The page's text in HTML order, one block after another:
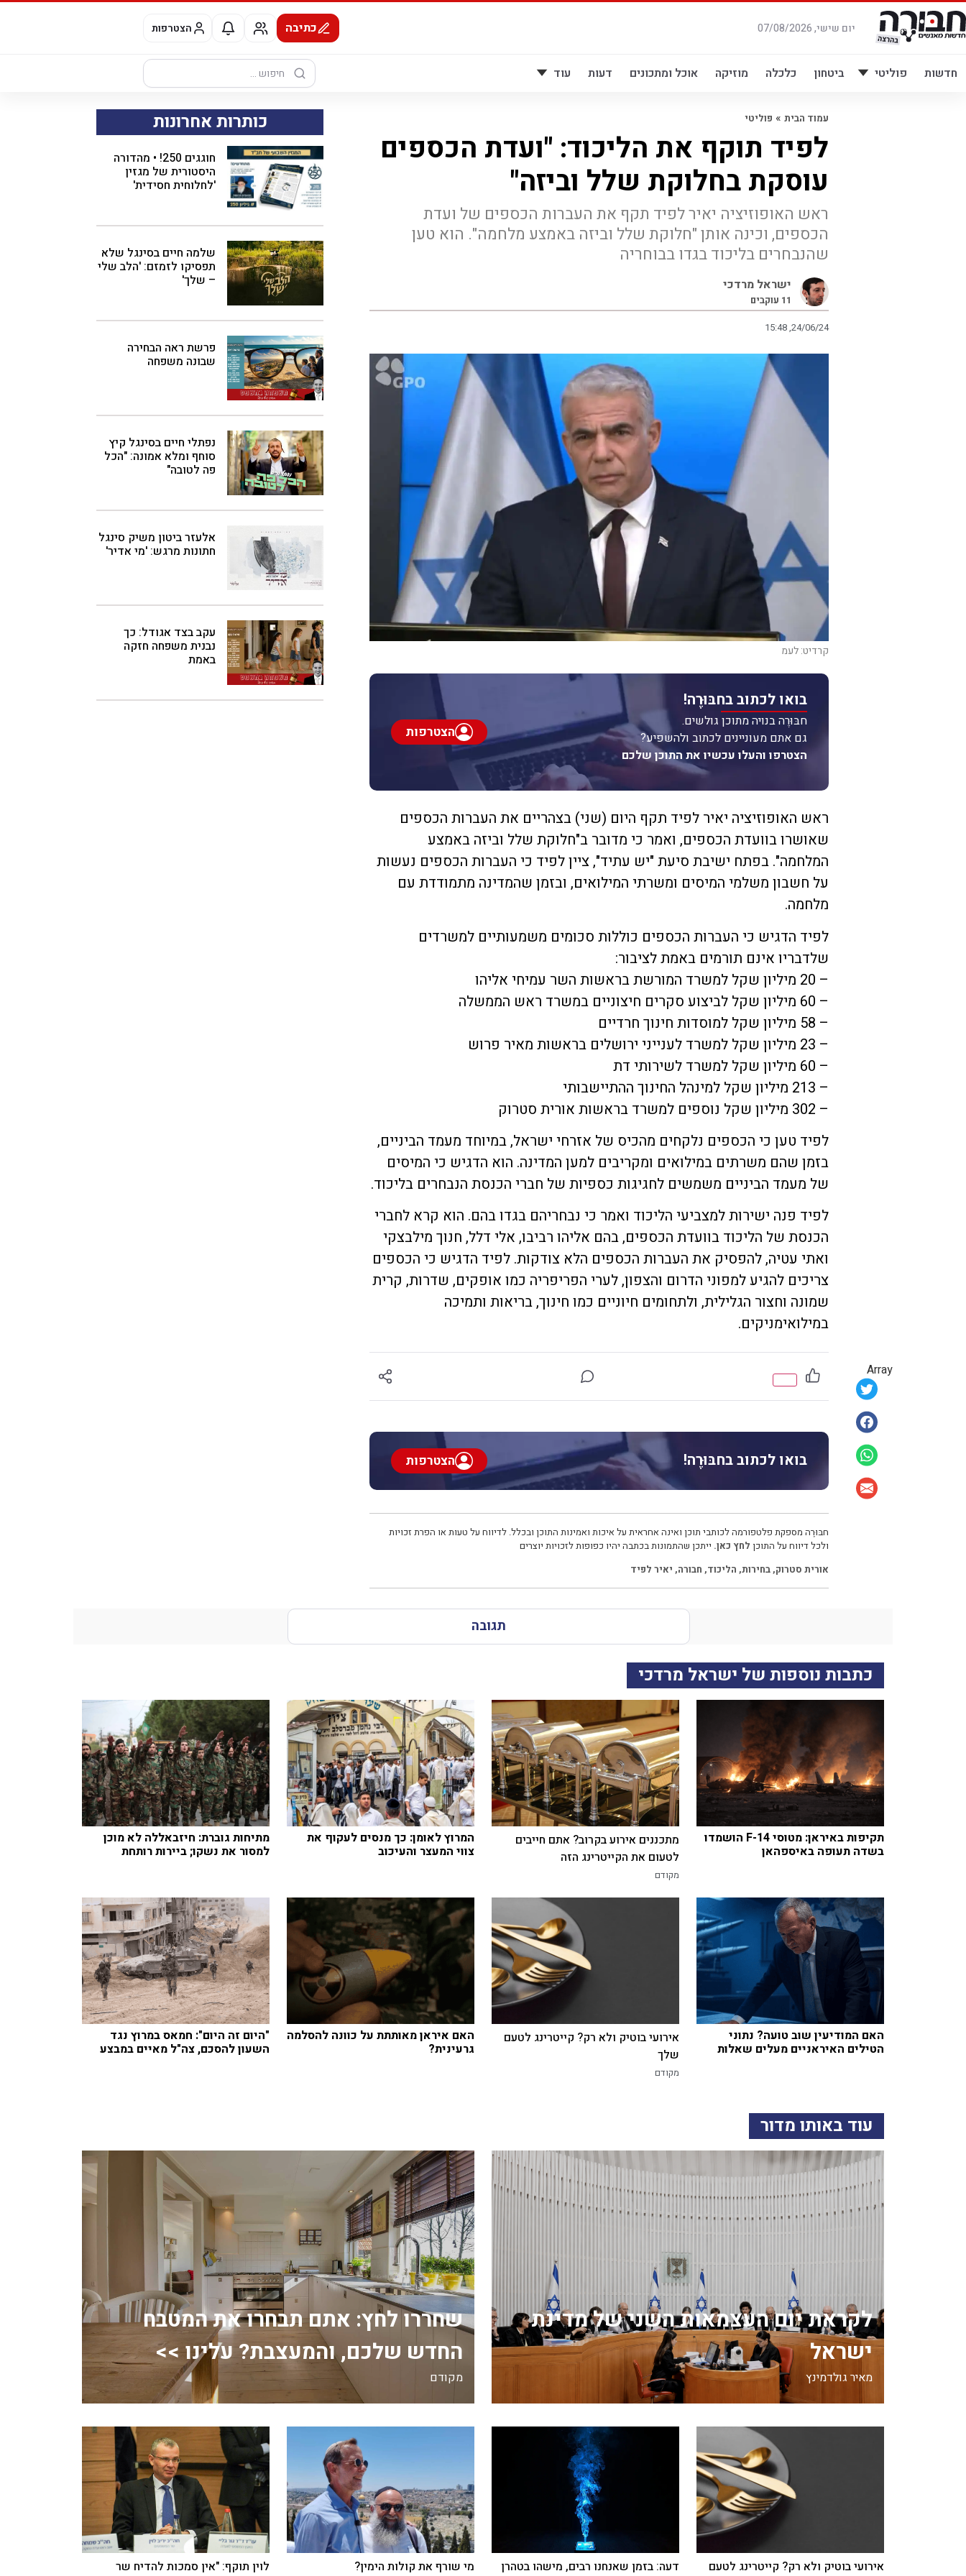
דלג
לתוכן
יום שישי, 07/08/2026 כתיבה הצטרפות
חדשות פוליטי ביטחון כלכלה מוזיקה אוכל ומתכונים דעות עוד
חיפוש:
Array
עמוד הבית » פוליטי
לפיד תוקף את הליכוד: "ועדת הכספים
עוסקת בחלוקת שלל וביזה"
ראש האופוזיציה יאיר לפיד תקף את העברות הכספים של ועדת
הכספים, וכינה אותן "חלוקת שלל וביזה באמצע מלחמה". הוא טען
שהנבחרים בליכוד בגדו בבוחריה
ישראל מרדכי
11 עוקבים
15:48 ,24/06/24
קרדיט: לעמ
בואו לכתוב בחבּוּרֶה!
חבּוּרֶה בנויה מתוכן גולשים.
גם אתם מעוניינים לכתוב ולהשפיע?
הצטרפו והעלו עכשיו את התוכן שלכם
הצטרפות
ראש האופוזיציה יאיר לפיד תקף היום (שני) בצהריים את העברות הכספים
שאושרו בוועדת הכספים, ואמר כי מדובר ב"חלוקת שלל וביזה באמצע
המלחמה". בפתח ישיבת סיעת "יש עתיד", ציין לפיד כי העברות הכספים נעשות
על חשבון משלמי המיסים ומשרתי המילואים, ובזמן שהמדינה מתמודדת עם
מלחמה.
לפיד הדגיש כי העברות הכספים כוללות סכומים משמעותיים למשרדים
שלדבריו אינם תורמים באמת לציבור:
– 20 מיליון שקל למשרד המורשת בראשות השר עמיחי אליהו
– 60 מיליון שקל לביצוע סקרים חיצוניים במשרד ראש הממשלה
– 58 מיליון שקל למוסדות חינוך חרדיים
– 23 מיליון שקל למשרד לענייני ירושלים בראשות מאיר פרוש
– 60 מיליון שקל למשרד לשירותי דת
– 213 מיליון שקל למינהל החינוך ההתיישבותי
– 302 מיליון שקל נוספים למשרד בראשות אורית סטרוק
לפיד טען כי הכספים נלקחים מהכיס של אזרחי ישראל, במיוחד מעמד הביניים,
בזמן שהם משרתים במילואים ומקריבים למען המדינה. הוא הדגיש כי המיסים
של מעמד הביניים משמשים לחגיגות כספיות של חברי הכנסת הנבחרים בליכוד.
לפיד פנה ישירות למצביעי הליכוד ואמר כי נבחריהם בגדו בהם. הוא קרא לחברי
הכנסת של הליכוד בוועדת הכספים, בהם אליהו רביבו, אלי דלל, חנוך מילבצקי
ואתי עטיה, להפסיק את העברות הכספים הלא צודקות. לפיד הדגיש כי הכספים
צריכים להגיע למפוני הדרום והצפון, לערי הפריפריה כמו אופקים, שדרות, קרית
שמונה וחצור הגלילית, ולתחומים חיוניים כמו חינוך, בריאות ותמיכה
במילואימניקים.
בואו לכתוב בחבּוּרֶה! הצטרפות
חבּוּרֶה מספקת פלטפורמה לכותבי תוכן ואינה אחראית על איכות ואמינות התוכן ובכלל. לדיווח על טעות או הפרת זכויות
ולכל דיווח על התוכן לחץ כאן. ייתכן שהתמונות בכתבה יהיו כפופות לזכויות יוצרים
אורית סטרוק,בחירות, הליכוד, חבורה, יאיר לפיד
כותרות אחרונות
חוגגים 250! • מהדורה
היסטורית של מגזין
'לחלוחית חסידית'
שלמה חיים בסינגל שלא
תפסיקו לזמזם: 'הלב שלי
– שלך'
פרשת ראה הבחירה
שבונה משפחה
נפתלי חיים בסינגל קיץ
סוחף ומלא אמונה: "הכל
פה לטובה"
אלעזר ביטון משיק סינגל
חתונות מרגש: 'מי אדיר'
עקב בצד אגודל: כך
נבנית משפחה חזקה
באמת
תגובה
כתבות נוספות של ישראל מרדכי
תקיפות באיראן: מטוסי F-14 הושמדו
בשדה תעופה באיספהאן
מתכננים אירוע בקרוב? אתם חייבים
לטעום את הקייטרינג הזה
מקודם
המרוץ לאומן: כך מנסים לעקוף את
צווי המעצר והעיכוב
מתיחות גוברת: חיזבאללה לא מוכן
למסור את נשקו; ביירות רותחת
האם המודיעין שוב טועה? נתוני
הטילים האיראניים מעלים שאלות
אירועי בוטיק ולא רק? קייטרינג לטעם
שלך
מקודם
האם איראן מאותתת על כוונה להסלמה
גרעינית?
"היום זה היום": חמאס במרוץ נגד
השעון להסכם, צה"ל מאיים במבצע
עוד באותו מדור
לקראת יום העצמאות השני של מדינת
ישראל
מאיר גולדמינץ
שחררו לחץ: אתם תבחרו את המטבח
החדש שלכם, והמעצבת? עלינו >>
מקודם
אירועי בוטיק ולא רק? קייטרינג לטעם
דעה: בזמן שאנחנו רבים, מישהו בטהרן
מי שורף את קולות הימין?
לוין תוקף: "אין סמכות להדיח שר